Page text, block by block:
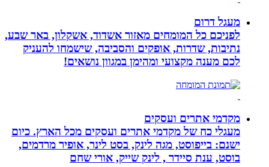
מעגל דרום
לפניכם כל המומחים מאזור אשדוד, אשקלון, באר שבע,
נתיבות, שדרות, אופקים והסביבה, שישמחו להעניק
לכם מענה מקצועי ומהימן במגוון נושאים!
מקדמי אתרים ועסקים
מעגלי כח של מקדמי אתרים ועסקים מכל הארץ. כיום
ישנם: בייפוסט, מגה לינק, בסט לינר, אופיר מרדמים,
בוסט, ענת סיידר , לינק שייק, אורי שחם